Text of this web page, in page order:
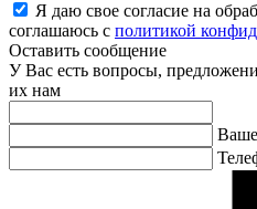
Я даю свое согласие на
соглашаюсь с политикой
Оставить сообщение
У Вас есть вопросы,
их нам